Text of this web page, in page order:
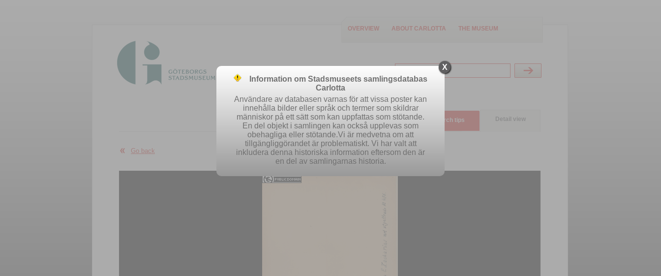
OVERVIEW ABOUT CARLOTTA THE MUSEUM
Easy search Advanced search Search tips Detail view
Go back
X
Information om Stadsmuseets samlingsdatabas
Carlotta
Användare av databasen varnas för att vissa poster kan
innehålla bilder eller språk och termer som skildrar
människor på ett sätt som kan uppfattas som stötande.
En del objekt i samlingen kan också upplevas som
obehagliga eller stötande.Vi är medvetna om att
tillgängliggörandet är problematiskt. Vi har valt att
inkludera denna historiska information eftersom den är
en del av samlingarnas historia.